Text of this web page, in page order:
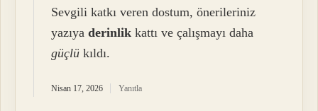
Sevgili katkı veren dostum, önerileriniz
yazıyaderinlik kattı ve çalışmayı daha
güçlü kıldı.
Nisan 17, 2026 Yanıtla